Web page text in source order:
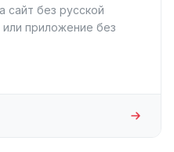
сайт без русской
приложение без